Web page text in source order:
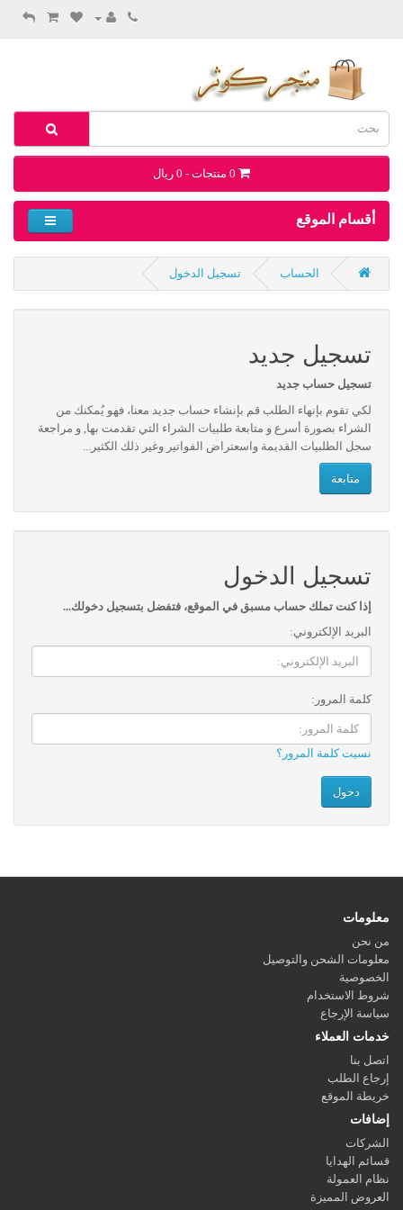
0 منتجات - 0 ريال
أقسام الموقع
الحساب تسجيل الدخول
تسجيل جديد
تسجيل حساب جديد
لكي تقوم بإنهاء الطلب قم بإنشاء حساب جديد معنا، فهو يُمكنك من
الشراء بصورة أسرع و متابعة طلبيات الشراء التي تقدمت بها, و مراجعة
سجل الطلبيات القديمة واسعتراض الفواتير وغير ذلك الكثير...
متابعة
تسجيل الدخول
إذا كنت تملك حساب مسبق في الموقع، فتفضل بتسجيل دخولك...
البريد الإلكتروني:
كلمة المرور:
نسيت كلمة المرور؟
معلومات
من نحن
معلومات الشحن والتوصيل
الخصوصية
شروط الاستخدام
سياسة الإرجاع
خدمات العملاء
اتصل بنا
إرجاع الطلب
خريطة الموقع
إضافات
الشركات
قسائم الهدايا
نظام العمولة
العروض المميزة